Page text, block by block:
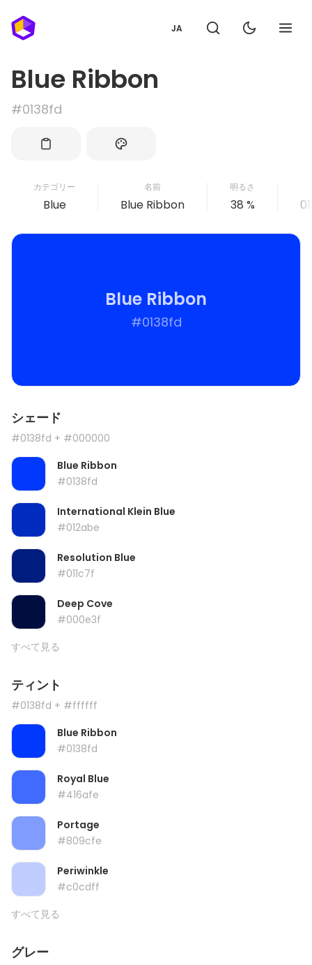
JA
Blue Ribbon
#0138fd
カテゴリー
Blue
名前
Blue Ribbon
明るさ
38 %
Blue Ribbon
#0138fd
シェード
#0138fd + #000000
Blue Ribbon
#0138fd
International Klein Blue
#012abe
Resolution Blue
#011c7f
Deep Cove
#000e3f
すべて見る
ティント
#0138fd + #ffffff
Blue Ribbon
#0138fd
Royal Blue
#416afe
Portage
#809cfe
Periwinkle
#c0cdff
すべて見る
グレー